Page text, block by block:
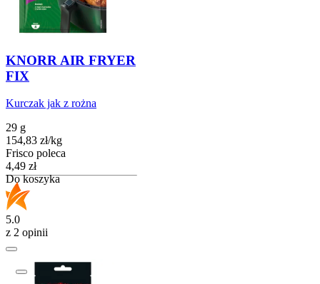
KNORR AIR FRYER
FIX
Kurczak jak z rożna
29 g
154,83 zł/kg
Frisco poleca
Cena
4,49 zł
Do koszyka
5.0
z 2 opinii